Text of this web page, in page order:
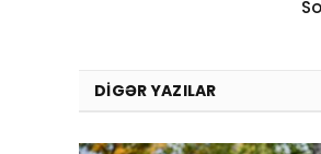
DIGƏR YAZILAR